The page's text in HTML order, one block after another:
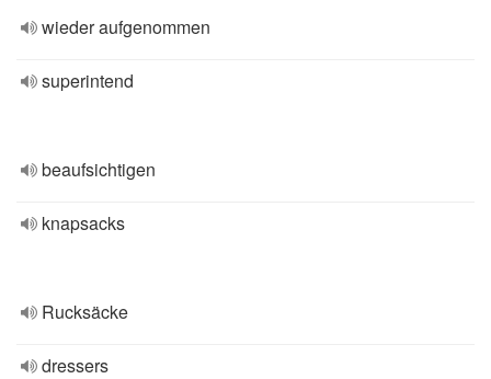
wieder aufgenommen
superintend
beaufsichtigen
knapsacks
Rucksäcke
dressers